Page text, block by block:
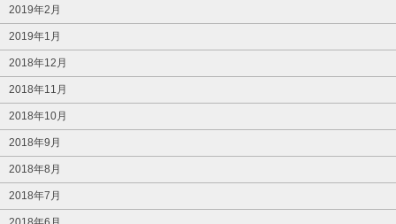
2019年2月
2019年1月
2018年12月
2018年11月
2018年10月
2018年9月
2018年8月
2018年7月